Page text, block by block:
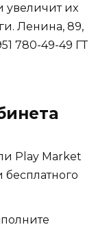
увеличит их
Ленина, 89,
780-49-49 ГТ
Play Market